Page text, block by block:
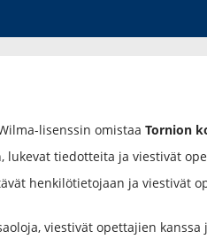
lisenssin omistaa Tornion
lukevat tiedotteita ja viestivät
henkilötietojaan ja viestivät
viestivät opettajien kanssa